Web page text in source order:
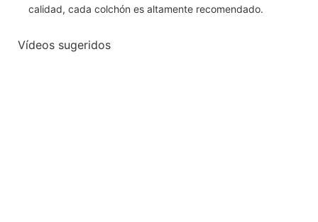
calidad, cada colchón es altamente recomendado.
Vídeos sugeridos